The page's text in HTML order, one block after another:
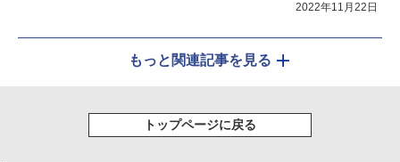
2022年11月22日
もっと関連記事を見る
トップページに戻る